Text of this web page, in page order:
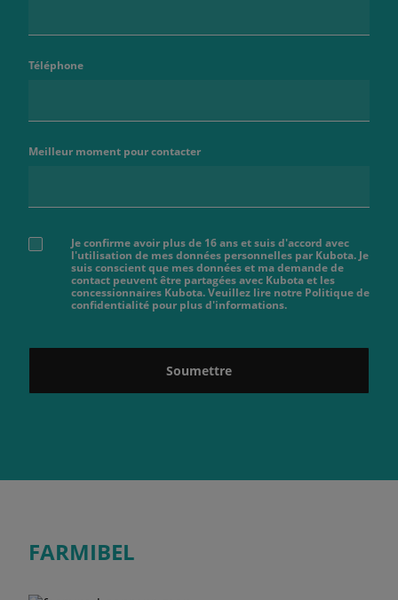
Téléphone
Meilleur moment pour contacter
Je confirme avoir plus de 16 ans et suis d'accord avec
l'utilisation de mes données personnelles par Kubota. Je
suis conscient que mes données et ma demande de
contact peuvent être partagées avec Kubota et les
concessionnaires Kubota. Veuillez lire notre Politique de
confidentialité pour plus d'informations.
Soumettre
FARMIBEL